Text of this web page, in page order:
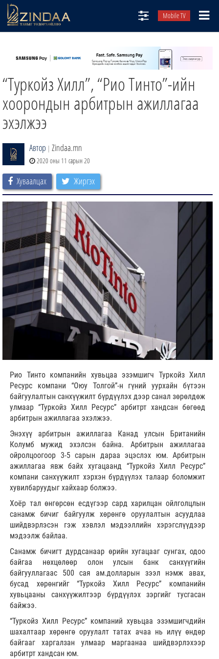
Mobile TV
ТВ8
ӨГЛӨӨНИЙ СОНИН
АУДИО ЗОХИОЛ
ЗИНДАА СЭТГҮҮЛ
“Туркойз Хилл”, “Рио Тинто”-ийн
хоорондын арбитрын ажиллагаа
эхэлжээ
Автор | Zindaa.mn
2020 оны 11 сарын 20
Хуваалцах Жиргэх
Рио Тинто компанийн хувьцаа эзэмшигч Туркойз Хилл
Ресурс компани “Оюу Толгой”-н гүний уурхайн бүтээн
байгуулалтын санхүүжилт бүрдүүлэх дээр санал зөрөлдөж
улмаар “Туркойз Хилл Ресурс” арбитрт хандсан бөгөөд
арбитрын ажиллагаа эхэлжээ.
Энэхүү арбитрын ажиллагаа Канад улсын Британийн
Колумб мужид эхэлсэн байна. Арбитрын ажиллагаа
ойролцоогоор 3-5 сарын дараа эцэслэх юм. Арбитрын
ажиллагаа явж байх хугацаанд “Туркойз Хилл Ресурс”
компани санхүүжилт хэрхэн бүрдүүлэх талаар боломжит
хувилбаруудыг хайхаар болжээ.
Хоёр тал өнгөрсөн есдүгээр сард харилцан ойлголцлын
санамж бичиг байгуулж хөрөнгө оруулалтын асуудлаа
шийдвэрлэсэн гэж хэвлэл мэдээллийн хэрэгслүүдээр
мэдээлж байлаа.
Санамж бичигт дурдсанаар өрийн хугацааг сунгах, одоо
байгаа нөхцөлөөр олон улсын банк санхүүгийн
байгууллагаас 500 сая ам.долларын зээл нэмж авах,
бусад хөрөнгийг “Туркойз Хилл Ресурс” компанийн
хувьцааны санхүүжилтээр бүрдүүлэх зэргийг тусгасан
байжээ.
“Туркойз Хилл Ресурс” компаний хувьцаа эзэмшигчдийн
шахалтаар хөрөнгө оруулалт татах ачаа нь илүү өндөр
байгааг харгалзан улмаар маргаанаа шийдвэрлэхээр
арбитрт хандсан юм.